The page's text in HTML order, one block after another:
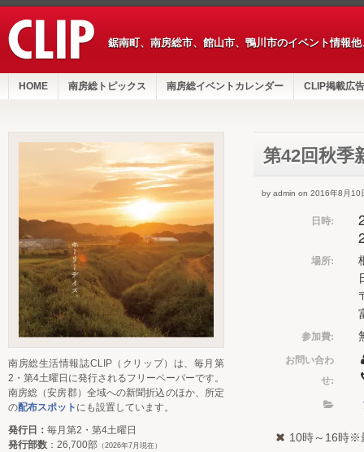
鋸南町、南房総市、館山市、鴨川市のイベント情報
HOME 南房総トピックス 南房総イベントカレンダー CLIP掲載広告
第42回秋季
by admin on 2016年8月10
日時:
場所:
参加費:
お問い合わ
せ:
10時～16時※
南房総生活情報誌CLIP（クリップ）は、毎月第
2・第4土曜日に発行されるフリーペーパーです。
南房総（安房郡）全域への新聞折込のほか、所定
の配布スポット にも設置しています。
発行日： 毎月第2・第4土曜日
発行部数 ：26,700部 （2026年7月現在）